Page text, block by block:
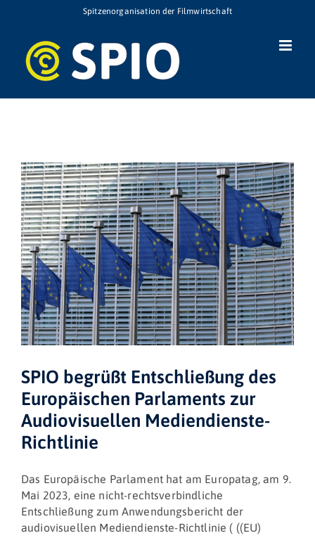
springen
Spitzenorganisation der Filmwirtschaft
SPIO begrüßt Entschließung des
Europäischen Parlaments zur
Audiovisuellen Mediendienste-
Richtlinie
Das Europäische Parlament hat am Europatag, am 9.
Mai 2023, eine nicht-rechtsverbindliche
Entschließung zum Anwendungsbericht der
audiovisuellen Mediendienste-Richtlinie ( ((EU)